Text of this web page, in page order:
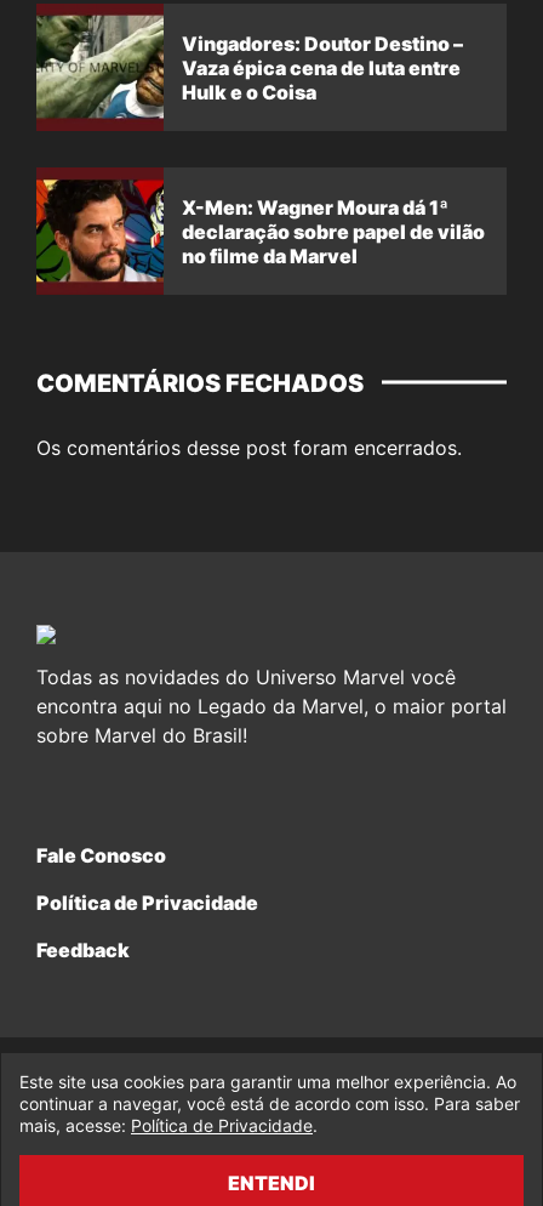
Vingadores: Doutor Destino –
Vaza épica cena de luta entre
Hulk e o Coisa
X-Men: Wagner Moura dá 1ª
declaração sobre papel de vilão
no filme da Marvel
COMENTÁRIOS FECHADOS
Os comentários desse post foram encerrados.
Todas as novidades do Universo Marvel você
encontra aqui no Legado da Marvel, o maior portal
sobre Marvel do Brasil!
Fale Conosco
Política de Privacidade
Feedback
© 2017-2026 Legado da Marvel, uma empresa da Legado
Enterprises.
fabiolobo
Este site usa cookies para garantir uma melhor experiência. Ao
continuar a navegar, você está de acordo com isso. Para saber
mais, acesse: Política de Privacidade.
ENTENDI